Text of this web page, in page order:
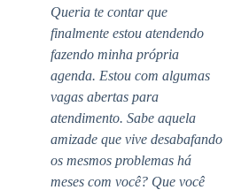
Queria te contar que
finalmente estou atendendo
fazendo minha própria
agenda. Estou com algumas
vagas abertas para
atendimento. Sabe aquela
amizade que vive desabafando
os mesmos problemas há
meses com você? Que você